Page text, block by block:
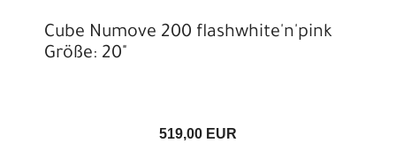
Cube Numove 200 flashwhite'n'pink
Größe: 20"
519,00 EUR